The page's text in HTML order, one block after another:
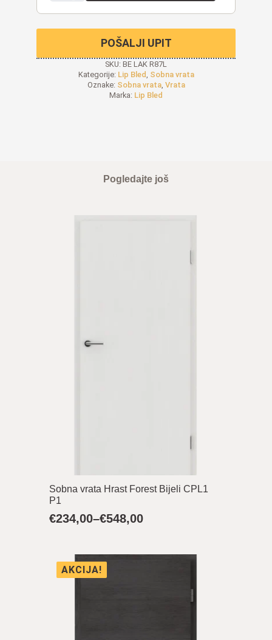
POŠALJI UPIT
SKU: BE LAK R87L
Kategorije: Lip Bled Sobna vrata
Oznake: Sobna vrata, Vrata
Marka: Lip Bled
Pogledajte još
Sobna vrata Hrast Forest Bijeli CPL1
P1
€234,00–€548,00
Raspon
€234,00
AKCIJA!